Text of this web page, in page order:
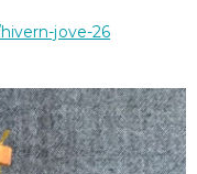
jove-26